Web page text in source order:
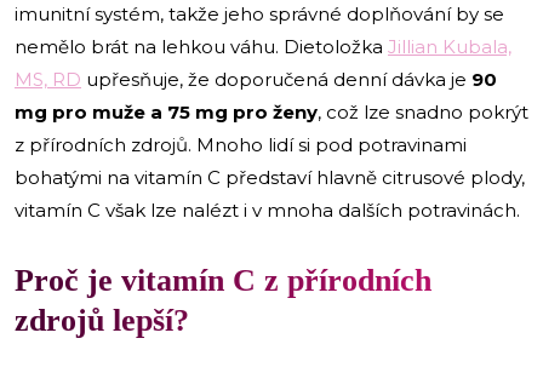
imunitní systém, takže jeho správné doplňování by se
nemělo brát na lehkou váhu. Dietoložka Jillian Kubala,
MS, RD upřesňuje, že doporučená denní dávka je 90
mg pro muže a 75 mg pro ženy, což lze snadno pokrýt
z přírodních zdrojů. Mnoho lidí si pod potravinami
bohatými na vitamín C představí hlavně citrusové plody,
vitamín C však lze nalézt i v mnoha dalších potravinách.
Proč je vitamín C z přírodních
zdrojů lepší?